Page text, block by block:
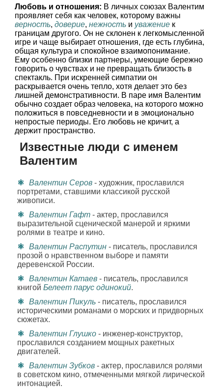
Любовь и отношения: В личных союзах Валентим
проявляет себя как человек, которому важны
верность, доверие, нежность и уважение к
границам другого. Он не склонен к легкомысленной
игре и чаще выбирает отношения, где есть глубина,
общая культура и спокойное взаимопонимание.
Ему особенно близки партнеры, умеющие бережно
говорить о чувствах и не превращать близость в
спектакль. При искренней симпатии он
раскрывается очень тепло, хотя делает это без
лишней демонстративности. В паре имя Валентим
обычно создает образ человека, на которого можно
положиться в повседневности и в эмоционально
непростые периоды. Его любовь не кричит, а
держит пространство.
Известные люди с именем
Валентим
Валентин Серов - художник, прославился
портретами, ставшими классикой русской
живописи.
Валентин Гафт - актер, прославился
выразительной сценической манерой и яркими
ролями в театре и кино.
Валентин Распутин - писатель, прославился
прозой о нравственном выборе и памяти
деревенской России.
Валентин Катаев - писатель, прославился
книгой Белеет парус одинокий.
Валентин Пикуль - писатель, прославился
историческими романами о морских и придворных
сюжетах.
Валентин Глушко - инженер-конструктор,
прославился созданием мощных ракетных
двигателей.
Валентин Зубков - актер, прославился ролями
в советском кино, отмеченными мягкой лирической
интонацией.